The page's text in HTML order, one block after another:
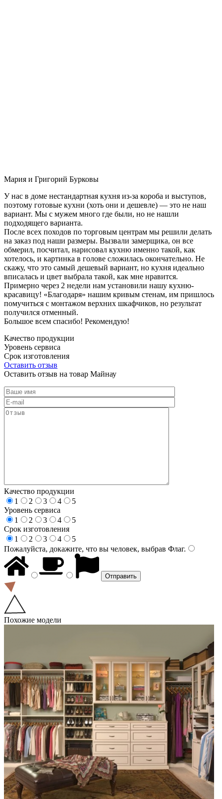
Мария и Григорий Бурковы
У нас в доме нестандартная кухня из-за короба и выступов,
поэтому готовые кухни (хоть они и дешевле) — это не наш
вариант. Мы с мужем много где были, но не нашли
подходящего варианта.
После всех походов по торговым центрам мы решили делать
на заказ под наши размеры. Вызвали замерщика, он все
обмерил, посчитал, нарисовал кухню именно такой, как
хотелось, и картинка в голове сложилась окончательно. Не
скажу, что это самый дешевый вариант, но кухня идеально
вписалась и цвет выбрала такой, как мне нравится.
Примерно через 2 недели нам установили нашу кухню-
красавицу! «Благодаря» нашим кривым стенам, им пришлось
помучиться с монтажом верхних шкафчиков, но результат
получился отменный.
Большое всем спасибо! Рекомендую!
Качество продукции
Уровень сервиса
Срок изготовления
Оставить отзыв
Оставить отзыв на товар Майнау
Качество продукции
1
2 3 4
5
Уровень сервиса
1
2 3 4
5
Срок изготовления
1
2 3 4
5
Пожалуйста, докажите, что вы человек, выбрав Флаг.
Похожие модели